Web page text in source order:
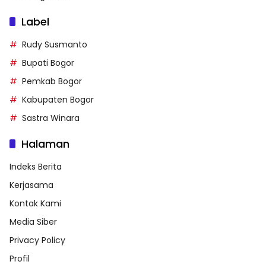
Label
Rudy Susmanto
Bupati Bogor
Pemkab Bogor
Kabupaten Bogor
Sastra Winara
Halaman
Indeks Berita
Kerjasama
Kontak Kami
Media Siber
Privacy Policy
Profil